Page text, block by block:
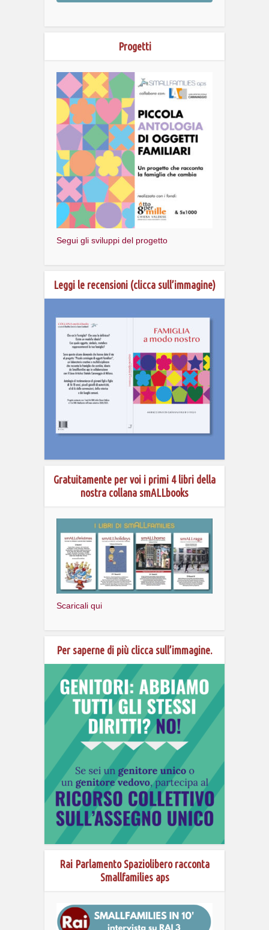
Progetti
Segui gli sviluppi del progetto
Leggi le recensioni (clicca sull’immagine)
Gratuitamente per voi i primi 4 libri della
nostra collana smALLbooks
Scaricali qui
Per saperne di più clicca sull’immagine.
Rai Parlamento Spaziolibero racconta
Smallfamilies aps